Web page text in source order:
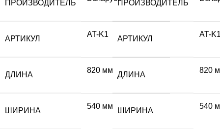
ПРОИЗВОДИТЕЛЬ
АРТИКУЛ
AT-K1
ДЛИНА
820 мм
ШИРИНА
540 мм
ПРОИЗВОДИТЕЛЬ
АРТИКУЛ
AT-
ДЛИНА
820
ШИРИНА
540